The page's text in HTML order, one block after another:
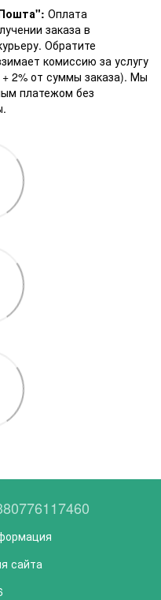
Оплата
заказа в
Обратите
комиссию за услугу
2% от суммы заказа). Мы
платежом без
сайта